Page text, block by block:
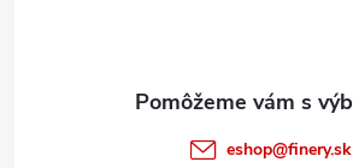
eshop@finery.sk